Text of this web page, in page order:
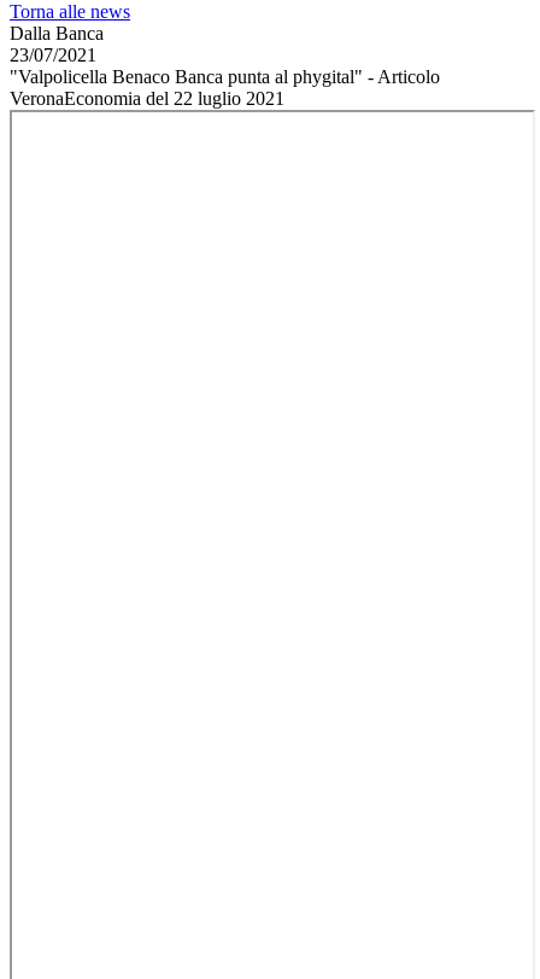
Torna alle news
Dalla Banca
23/07/2021
"Valpolicella Benaco Banca punta al phygital" - Articolo
VeronaEconomia del 22 luglio 2021